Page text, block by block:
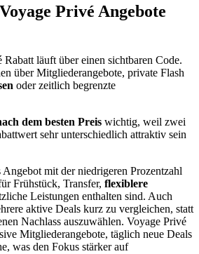
Privé Angebote
läuft über einen sichtbaren Code.
über Mitgliederangebote, private Flash
oder zeitlich begrenzte
dem besten Preis wichtig, weil zwei
sehr unterschiedlich attraktiv sein
mit der niedrigeren Prozentzahl
Frühstück, Transfer, flexiblere
Leistungen enthalten sind. Auch
aktive Deals kurz zu vergleichen, statt
Nachlass auszuwählen. Voyage Privé
Mitgliederangebote, täglich neue Deals
was den Fokus stärker auf